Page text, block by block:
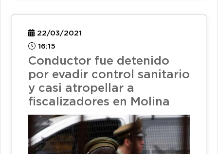
22/03/2021
16:15
Conductor fue detenido
por evadir control sanitario
y casi atropellar a
fiscalizadores en Molina